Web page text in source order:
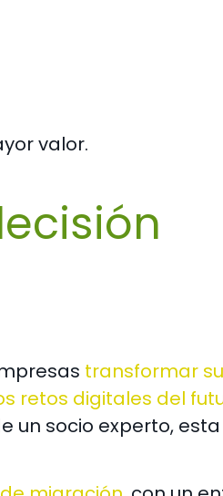
valor.
transformar su
retos digitales del
un socio experto, esta